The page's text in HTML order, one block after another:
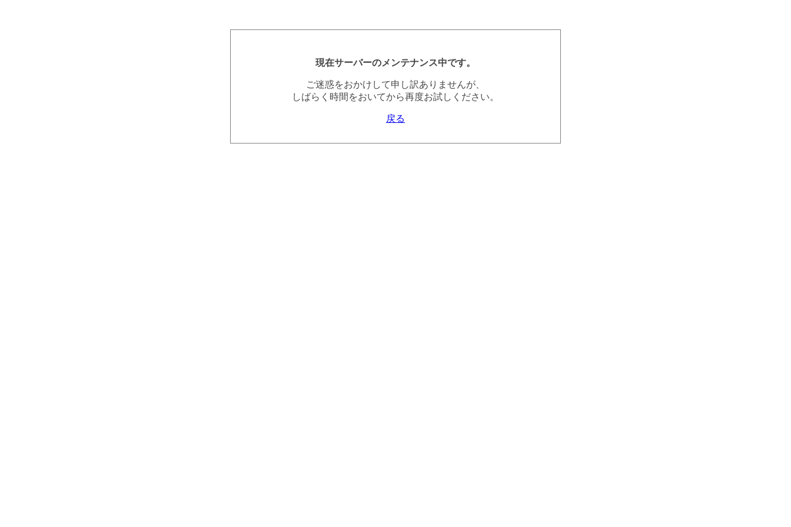
現在サーバーのメンテナンス中です。
ご迷惑をおかけして申し訳ありませんが、
しばらく時間をおいてから再度お試しください。
戻る